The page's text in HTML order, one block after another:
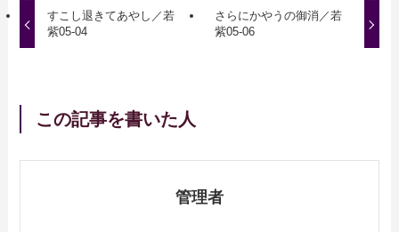
すこし退きてあやし／若
紫05-04
さらにかやうの御消／若
紫05-06
この記事を書いた人
管理者